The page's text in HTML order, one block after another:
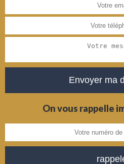
On vous rappelle